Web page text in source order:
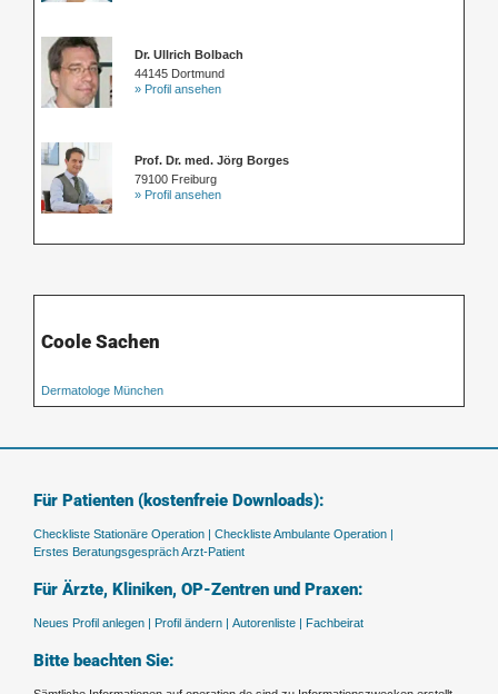
Dr. Ullrich Bolbach
44145 Dortmund
» Profil ansehen
Prof. Dr. med. Jörg Borges
79100 Freiburg
» Profil ansehen
Coole Sachen
Dermatologe München
Für Patienten (kostenfreie Downloads):
Checkliste Stationäre Operation | Checkliste Ambulante Operation |
Erstes Beratungsgespräch Arzt-Patient
Für Ärzte, Kliniken, OP-Zentren und Praxen:
Neues Profil anlegen | Profil ändern | Autorenliste | Fachbeirat
Bitte beachten Sie: